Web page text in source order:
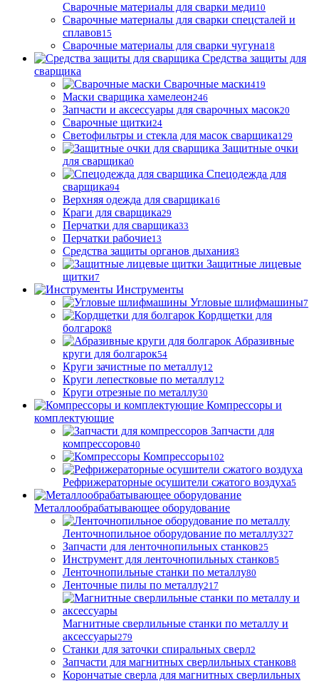
Сварочные материалы для сварки меди10
Сварочные материалы для сварки спецсталей и
сплавов15
Сварочные материалы для сварки чугуна18
Средства защиты для
сварщика
Сварочные маски419
Маски сварщика хамелеон246
Запчасти и аксессуары для сварочных масок20
Сварочные щитки24
Светофильтры и стекла для масок сварщика129
Защитные очки
для сварщика0
Спецодежда для
сварщика94
Верхняя одежда для сварщика16
Краги для сварщика29
Перчатки для сварщика33
Перчатки рабочие13
Средства защиты органов дыхания3
Защитные лицевые
щитки7
Инструменты
Угловые шлифмашины7
Кордщетки для
болгарок8
Абразивные
круги для болгарок54
Круги зачистные по металлу12
Круги лепестковые по металлу12
Круги отрезные по металлу30
Компрессоры и
комплектующие
Запчасти для
компрессоров40
Компрессоры102
Рефрижераторные осушители сжатого воздуха5
Металлообрабатывающее оборудование
Ленточнопильное оборудование по металлу327
Запчасти для ленточнопильных станков25
Инструмент для ленточнопильных станков5
Ленточнопильные станки по металлу80
Ленточные пилы по металлу217
Магнитные сверлильные станки по металлу и
аксессуары279
Станки для заточки спиральных сверл2
Запчасти для магнитных сверлильных станков8
Корончатые сверла для магнитных сверлильных